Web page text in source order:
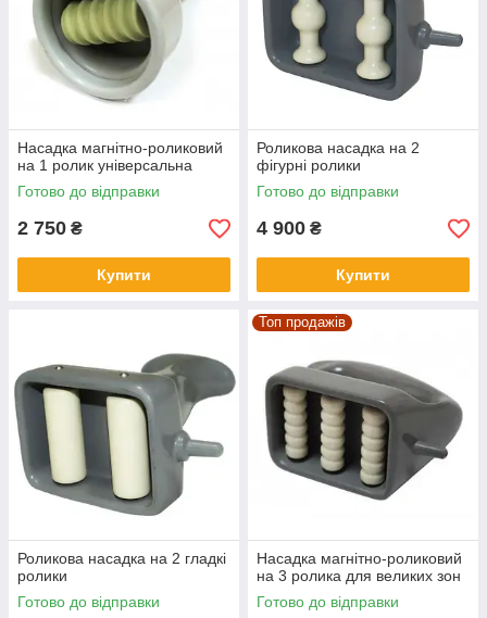
Насадка магнітно-роликовий
на 1 ролик універсальна
Готово до відправки
2 750 ₴
Купити
Роликова насадка на 2
фігурні ролики
Готово до відправки
4 900 ₴
Купити
Роликова насадка на 2 гладкі
ролики
Готово до відправки
Топ продажів
Насадка магнітно-роликовий
на 3 ролика для великих зон
Готово до відправки